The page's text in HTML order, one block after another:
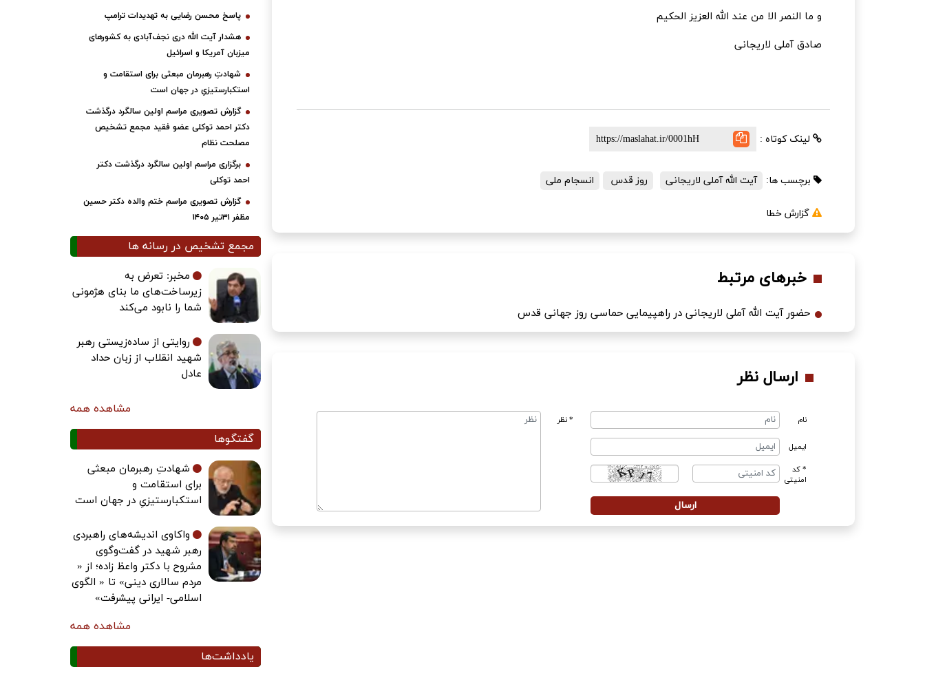
و ما النصر الا من عند الله العزیز الحکیم
صادق آملی لاریجانی
لینک کوتاه :
برچسب ها: آیت الله آملی لاریجانی روز قدس انسجام ملی
گزارش خطا
خبرهای مرتبط
حضور آیت الله آملی لاریجانی در راهپیمایی حماسی روز جهانی قدس
ارسال نظر
نام
ایمیل
* کد
امنیتی
* نظر
پاسخ محسن رضایی به تهدیدات ترامپ
هشدار آیت الله دری نجف‌آبادی به کشورهای
میزبان آمریکا و اسرائیل
شهادتِ رهبرمان مبعثی برای استقامت و
استکبارستیزیِ در جهان است
گزارش تصویری مراسم اولین سالگرد درگذشت
دکتر احمد توکلی عضو فقید مجمع تشخیص
مصلحت نظام
برگزاری مراسم اولین سالگرد درگذشت دکتر
احمد توکلی
گزارش تصویری مراسم ختم والده دکتر حسین
مظفر ۳۱تیر ۱۴۰۵
مجمع تشخیص در رسانه ها
مخبر: تعرض به
زیرساخت‌های ما بنای هژمونی
شما را نابود می‌کند
روایتی از ساده‌زیستی رهبر
شهید انقلاب از زبان حداد
عادل
مشاهده همه
گفتگوها
شهادتِ رهبرمان مبعثی
برای استقامت و
استکبارستیزیِ در جهان است
واکاوی اندیشه‌های راهبردی
رهبر شهید در گفت‌وگوی
مشروح با دکتر واعظ زاده؛ از «
مردم سالاری دینی» تا « الگوی
اسلامی- ایرانی پیشرفت»
مشاهده همه
یادداشت‌ها